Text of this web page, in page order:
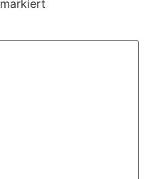
markiert